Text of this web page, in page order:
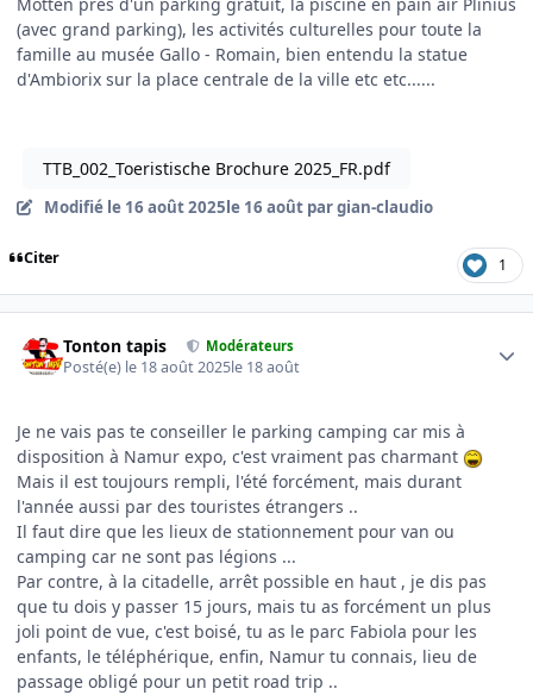
Motten près d'un parking gratuit, la piscine en pain air Plinius
(avec grand parking), les activités culturelles pour toute la
famille au musée Gallo - Romain, bien entendu la statue
d'Ambiorix sur la place centrale de la ville etc etc......
TTB_002_Toeristische Brochure 2025_FR.pdf
Modifié le 16 août 2025 le 16 aoûtpar gian-claudio
Citer 1
Tonton tapis Modérateurs
Posté(e) le 18 août 2025le 18 août
Je ne vais pas te conseiller le parking camping car mis à
disposition à Namur expo, c'est vraiment pas charmant
Mais il est toujours rempli, l'été forcément, mais durant
l'année aussi par des touristes étrangers ..
Il faut dire que les lieux de stationnement pour van ou
camping car ne sont pas légions ...
Par contre, à la citadelle, arrêt possible en haut , je dis pas
que tu dois y passer 15 jours, mais tu as forcément un plus
joli point de vue, c'est boisé, tu as le parc Fabiola pour les
enfants, le téléphérique, enfin, Namur tu connais, lieu de
passage obligé pour un petit road trip ..